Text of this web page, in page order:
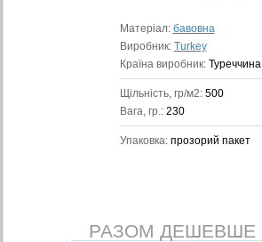
Матеріал: бавовна
Виробник: Turkey
Країна виробник: Туреччина
Щільність, гр/м2: 500
Вага, гр.: 230
Упаковка: прозорий пакет
РАЗОМ ДЕШЕВШЕ